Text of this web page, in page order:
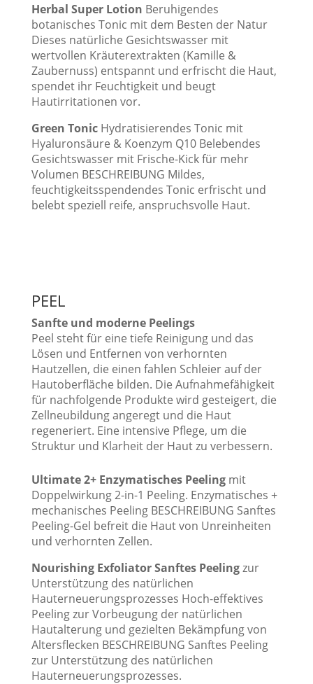
Herbal Super Lotion Beruhigendes
botanisches Tonic mit dem Besten der Natur
Dieses natürliche Gesichtswasser mit
wertvollen Kräuterextrakten (Kamille &
Zaubernuss) entspannt und erfrischt die Haut,
spendet ihr Feuchtigkeit und beugt
Hautirritationen vor.
Green TonicHydratisierendes Tonic mit
Hyaluronsäure & Koenzym Q10 Belebendes
Gesichtswasser mit Frische-Kick für mehr
Volumen BESCHREIBUNG Mildes,
feuchtigkeitsspendendes Tonic erfrischt und
belebt speziell reife, anspruchsvolle Haut.
PEEL
Sanfte und moderne Peelings
Peel steht für eine tiefe Reinigung und das
Lösen und Entfernen von verhornten
Hautzellen, die einen fahlen Schleier auf der
Hautoberfläche bilden. Die Aufnahmefähigkeit
für nachfolgende Produkte wird gesteigert, die
Zellneubildung angeregt und die Haut
regeneriert. Eine intensive Pflege, um die
Struktur und Klarheit der Haut zu verbessern.
Ultimate 2+ Enzymatisches Peelingmit
Doppelwirkung 2-in-1 Peeling. Enzymatisches +
mechanisches Peeling BESCHREIBUNG Sanftes
Peeling-Gel befreit die Haut von Unreinheiten
und verhornten Zellen.
Nourishing Exfoliator Sanftes Peelingzur
Unterstützung des natürlichen
Hauterneuerungsprozesses Hoch-effektives
Peeling zur Vorbeugung der natürlichen
Hautalterung und gezielten Bekämpfung von
Altersflecken BESCHREIBUNG Sanftes Peeling
zur Unterstützung des natürlichen
Hauterneuerungsprozesses.